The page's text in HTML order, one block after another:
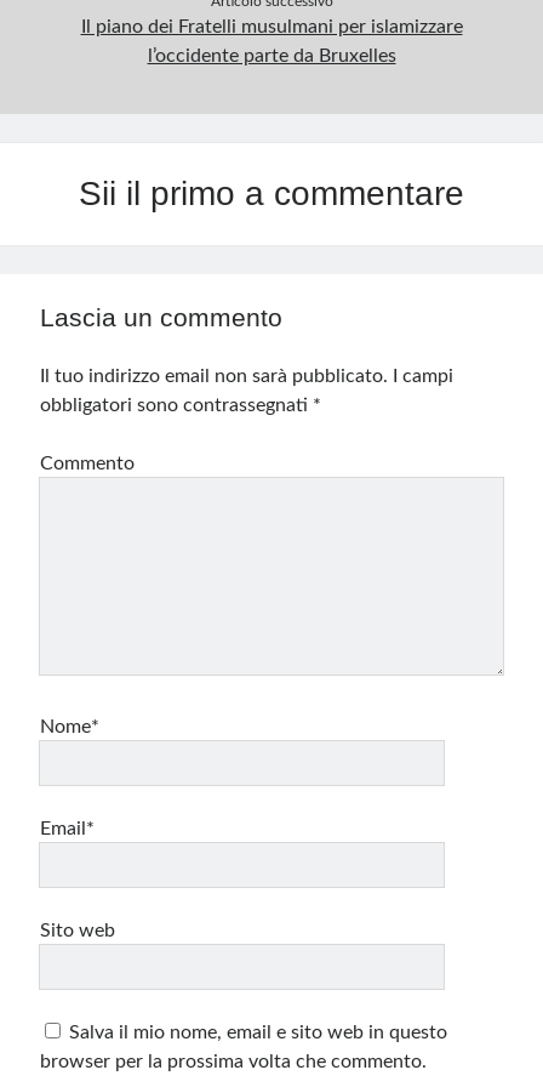
Il piano dei Fratelli musulmani per islamizzare
l’occidente parte da Bruxelles
Sii il primo a commentare
Lascia un commento
Il tuo indirizzo email non sarà pubblicato.
I campi
obbligatori sono contrassegnati *
Commento
Nome*
Email*
Sito web
Salva il mio nome, email e sito web in questo
browser per la prossima volta che commento.